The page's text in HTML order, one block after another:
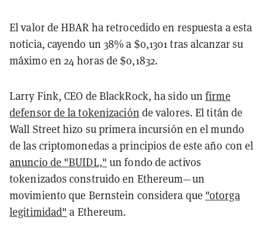
El valor de HBAR ha retrocedido en respuesta a esta
noticia, cayendo un 38% a $0,1301 tras alcanzar su
máximo en 24 horas de $0,1832.
Larry Fink, CEO de BlackRock, ha sido unfirme
defensor de la tokenización de valores. El titán de
Wall Street hizo su primera incursión en el mundo
de las criptomonedas a principios de este año con el
anuncio de "BUIDL," un fondo de activos
tokenizados construido en Ethereum—un
movimiento que Bernstein considera que "otorga
legitimidad" a Ethereum.